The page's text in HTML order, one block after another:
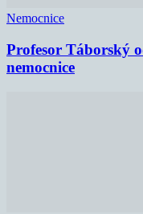
Nemocnice
Profesor Táborský
nemocnice